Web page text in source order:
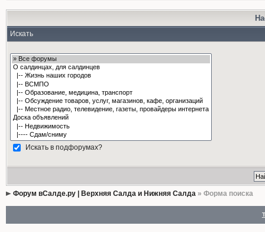
Искать
Искать в подфорумах?
Форум вСалде.ру | Верхняя Салда и Нижняя Салда» Форма поиска